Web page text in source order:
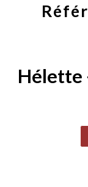
Hélette